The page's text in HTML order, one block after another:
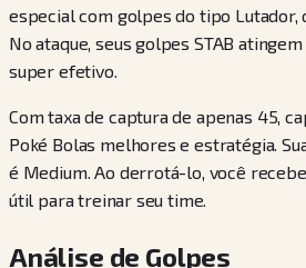
especial com golpes do tipo Lutador,
No ataque, seus golpes STAB
super efetivo.
Com taxa de captura de apenas 45,
Poké Bolas melhores e estratégia.
é Medium. Ao derrotá-lo, você
útil para treinar seu time.
Análise de Golpes